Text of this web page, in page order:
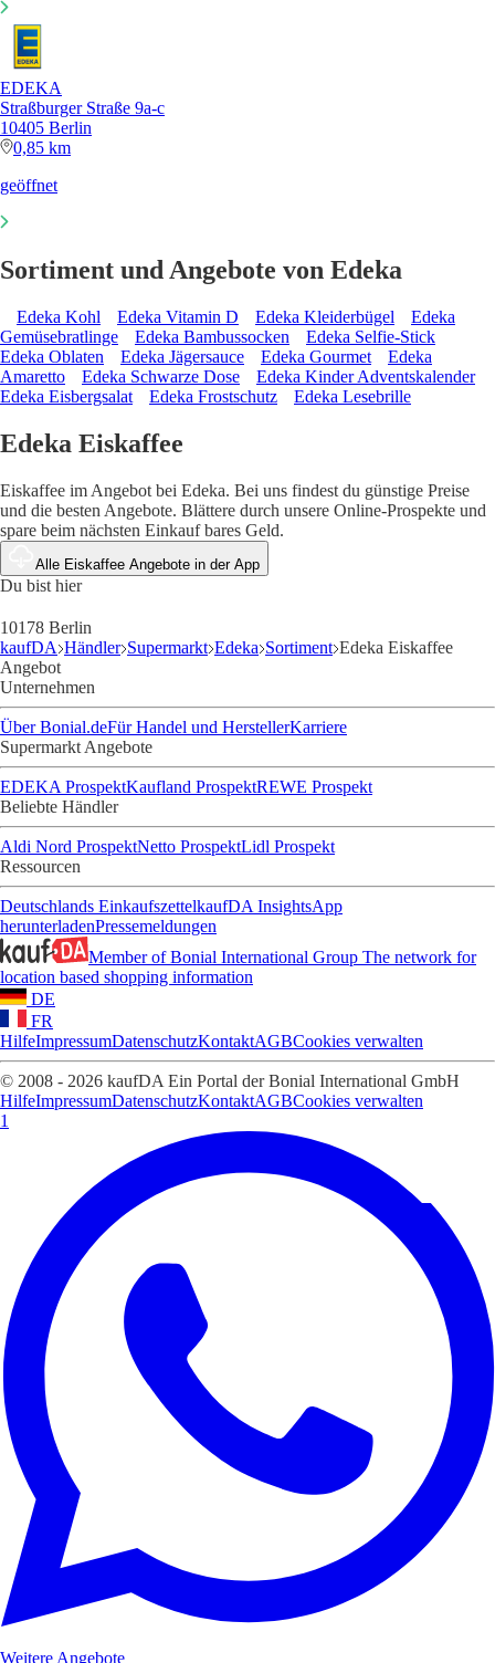
EDEKA
Straßburger Straße 9a-c
10405 Berlin
0,85 km
geöffnet
Sortiment und Angebote von Edeka
Edeka Kohl Edeka Vitamin D Edeka Kleiderbügel
Edeka
Gemüsebratlinge
Edeka Bambussocken
Edeka Selfie-Stick
Edeka Oblaten
Edeka Jägersauce Edeka Gourmet
Edeka
Amaretto
Edeka Schwarze Dose
Edeka Kinder Adventskalender
Edeka Eisbergsalat
Edeka Frostschutz Edeka Lesebrille
Edeka Eiskaffee
Eiskaffee im Angebot bei Edeka. Bei uns findest du günstige Preise
und die besten Angebote. Blättere durch unsere Online-Prospekte und
spare beim nächsten Einkauf bares Geld.
Alle Eiskaffee Angebote in der App
Du bist hier
10178 Berlin
kaufDA Händler Supermarkt Edeka Sortiment Edeka Eiskaffee
Angebot
Unternehmen
Über Bonial.deFür Handel und HerstellerKarriere
Supermarkt Angebote
EDEKA ProspektKaufland ProspektREWE Prospekt
Beliebte Händler
Aldi Nord ProspektNetto ProspektLidl Prospekt
Ressourcen
Deutschlands EinkaufszettelkaufDA InsightsApp
herunterladenPressemeldungen
Member of Bonial International Group The network for
location based shopping information
DE
FR
HilfeImpressumDatenschutzKontaktAGBCookies verwalten
© 2008 - 2026 kaufDA Ein Portal der Bonial International GmbH
HilfeImpressumDatenschutzKontaktAGBCookies verwalten
1
Weitere Angebote